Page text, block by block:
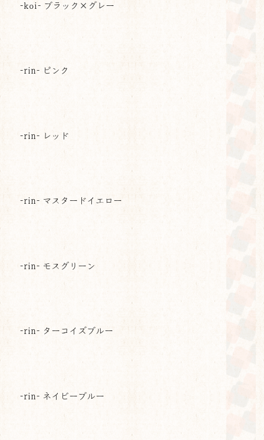
-koi- ブラック×グレー
-rin- ピンク
-rin- レッド
-rin- マスタードイエロー
-rin- モスグリーン
-rin- ターコイズブルー
-rin- ネイビーブルー